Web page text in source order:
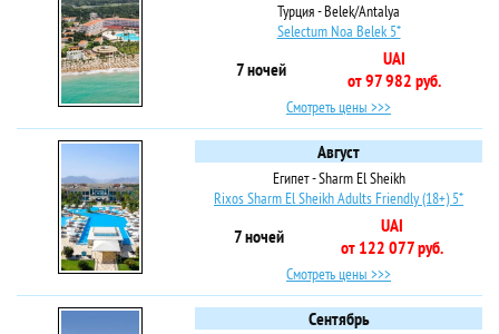
Турция - Belek/Antalya
Selectum Noa Belek 5*
7 ночей
UAI
от 97 982 руб.
Смотреть цены >>>
Август
Египет - Sharm El Sheikh
Rixos Sharm El Sheikh Adults Friendly (18+) 5*
7 ночей
UAI
от 122 077 руб.
Смотреть цены >>>
Сентябрь